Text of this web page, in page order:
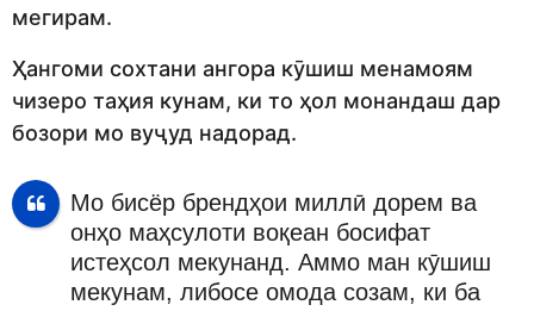
мегирам.
Ҳангоми сохтани ангора кӯшиш менамоям
чизеро таҳия кунам, ки то ҳол монандаш дар
бозори мо вуҷуд надорад.
Мо бисёр брендҳои миллӣ дорем ва
онҳо маҳсулоти воқеан босифат
истеҳсол мекунанд. Аммо ман кӯшиш
мекунам, либосе омода созам, ки ба